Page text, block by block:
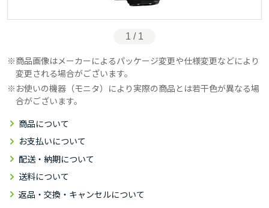
1 / 1
商品画像はメーカーによるパッケージ変更や仕様変更などにより
変更される場合がございます。
お使いの機器（モニタ）により実際の商品とは若干色が異なる場
合がございます。
商品について
お支払いについて
配送・納期について
送料について
返品・交換・キャンセルについて